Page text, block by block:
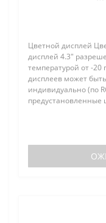
Цветной дисплей
дисплей 4.3"
температурой от -20
дисплеев может
индивидуально (по
предустановленные